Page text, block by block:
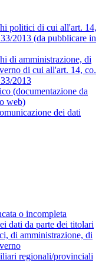
politici di cui all'art. 14,
2013 (da pubblicare in
di amministrazione, di
di cui all'art. 14, co.
2013
(documentazione da
web)
dei dati
o incompleta
dati da parte dei titolari
di amministrazione, di
regionali/provinciali